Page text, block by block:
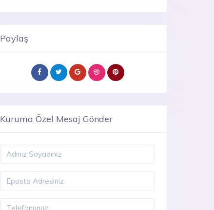
Paylaş
Kuruma Özel Mesaj Gönder